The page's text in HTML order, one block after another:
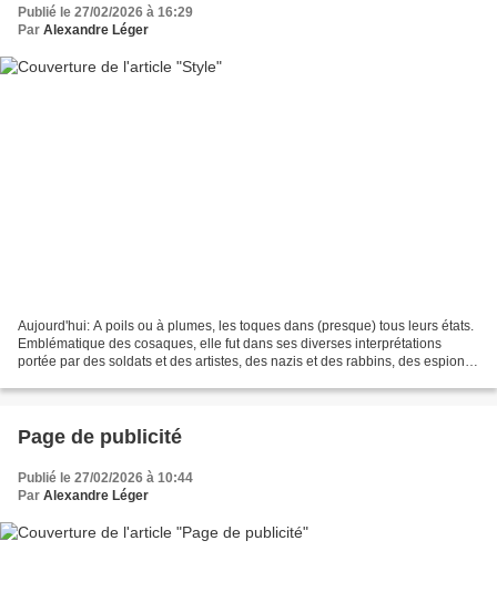
Publié le 27/02/2026 à 16:29
Par Alexandre Léger
Aujourd'hui: A poils ou à plumes, les toques dans (presque) tous leurs états.
Emblématique des cosaques, elle fut dans ses diverses interprétations
portée par des soldats et des artistes, des nazis et des rabbins, des espions
Page de publicité
Publié le 27/02/2026 à 10:44
Par Alexandre Léger